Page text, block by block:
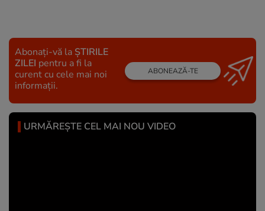
Abonați-vă la ȘTIRILE
ZILEI pentru a fi la
curent cu cele mai noi
informații.
ABONEAZĂ-TE
URMĂREȘTE CEL MAI NOU VIDEO